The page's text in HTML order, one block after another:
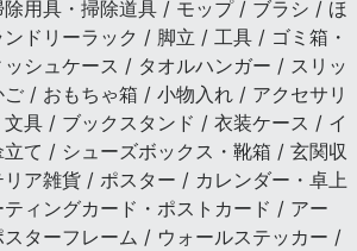
用具・掃除道具 / モップ / ブラシ / ほ
ドリーラック / 脚立 / 工具 / ゴミ箱・
シュケース / タオルハンガー / スリッ
/ おもちゃ箱 / 小物入れ / アクセサリ
具 / ブックスタンド / 衣装ケース / イ
て / シューズボックス・靴箱 / 玄関収
ア雑貨 / ポスター / カレンダー・卓上
ィングカード・ポストカード / アー
スターフレーム / ウォールステッカー /